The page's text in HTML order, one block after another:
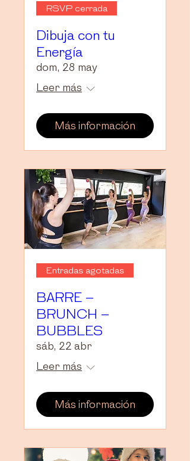
RSVP cerrada
Dibuja con tu
Energía
dom, 28 may
Leer más
Más información
Entradas agotadas
BARRE –
BRUNCH –
BUBBLES
sáb, 22 abr
Leer más
Más información